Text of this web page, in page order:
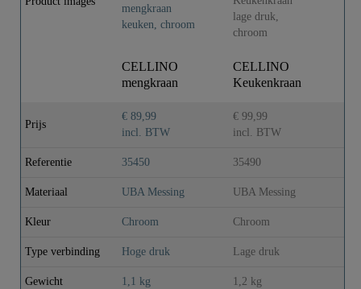
CELLINO
mengkraan
CELLINO
Keukenkraan
chroom
Prijs
€ 89,99
incl. BTW
€ 99,99
incl. BTW
Referentie 35450 35490
Materiaal UBA Messing UBA Messing
Kleur Chroom Chroom
Type verbinding Hoge druk Lage druk
Gewicht 1,1 kg 1,2 kg